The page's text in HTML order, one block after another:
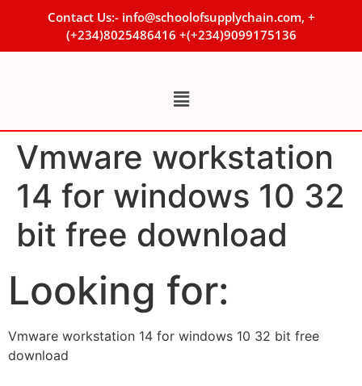
Contact Us:- info@schoolofsupplychain.com, +
(+234)8025486416 +(+234)9099175136
Vmware workstation
14 for windows 10 32
bit free download
Looking for:
Vmware workstation 14 for windows 10 32 bit free
download